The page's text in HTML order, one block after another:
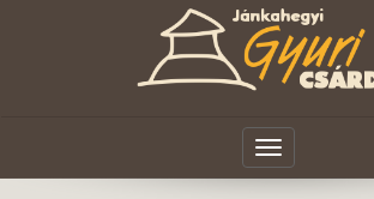
Toggle
navigation